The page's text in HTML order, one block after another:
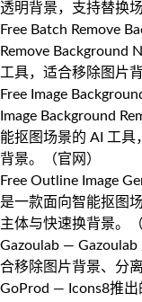
透明背景，支持替换
Free Batch Remove
Remove Background
工具，适合移除图片
Free Image
Image Background
能抠图场景的 AI 工
背景。（官网 ）
Free Outline Image
是一款面向智能抠图
主体与快速换背景。（
Gazoulab — Gazoulab
合移除图片背景、分
GoProd — Icons8推出